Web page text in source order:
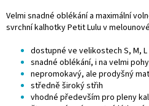
Velmi snadné oblékání a maximální
svrchní kalhotky Petit Lulu v
dostupné ve velikostech S, M, L
snadné oblékání, i na velmi
nepromokavý, ale prodyšný
středně široký střih
vhodné především pro pleny